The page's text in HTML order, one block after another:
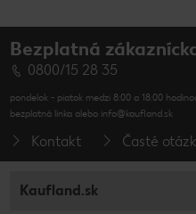
Bezplatná
0800/15 28 35
pondelok - piatok medzi 8:00 a 18:00
bezplatná linka alebo info@kaufland.sk
Kontakt Časté
Kaufland.sk